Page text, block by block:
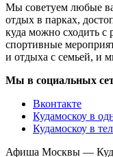
Мы советуем любые
отдых в парках,
куда можно сходить с
спортивные
и отдыха с семьей, и
Мы в социальных
Вконтакте
Кудамоскоу в
Кудамоскоу в
Афиша Москвы —